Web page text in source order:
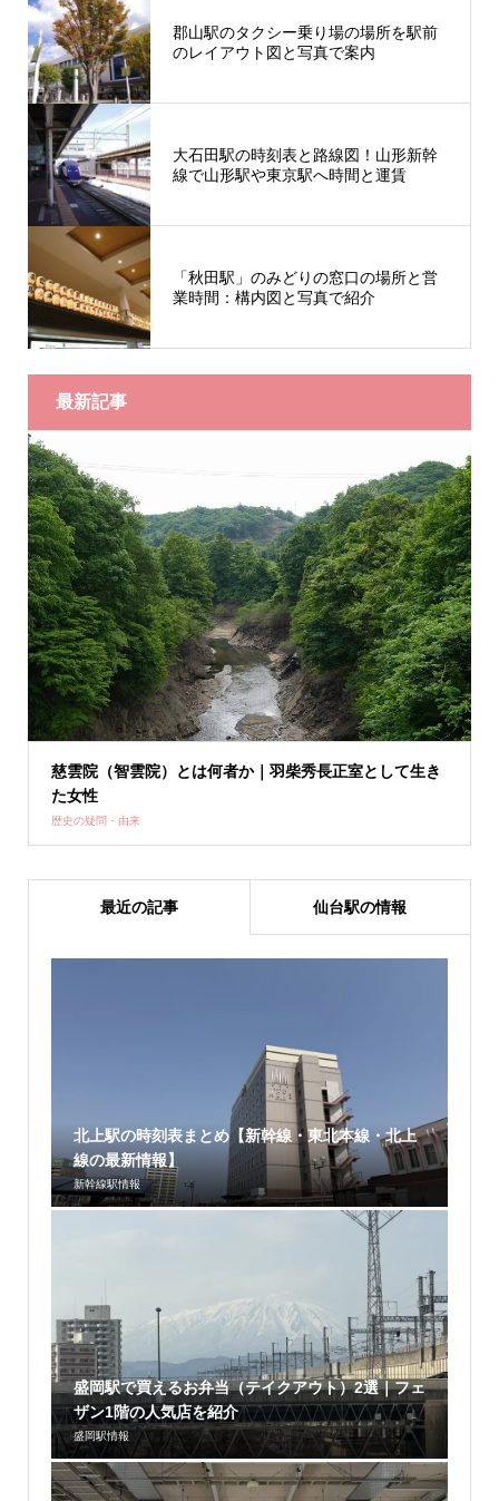
郡山駅のタクシー乗り場の場所を駅前
のレイアウト図と写真で案内
大石田駅の時刻表と路線図！山形新幹
線で山形駅や東京駅へ時間と運賃
「秋田駅」のみどりの窓口の場所と営
業時間：構内図と写真で紹介
最新記事
慈雲院（智雲院）とは何者か｜羽柴秀長正室として生き
た女性
歴史の疑問・由来
最近の記事 仙台駅の情報
北上駅の時刻表まとめ【新幹線・東北本線・北上
線の最新情報】
新幹線駅情報
盛岡駅で買えるお弁当（テイクアウト）2選｜フェ
ザン1階の人気店を紹介
盛岡駅情報